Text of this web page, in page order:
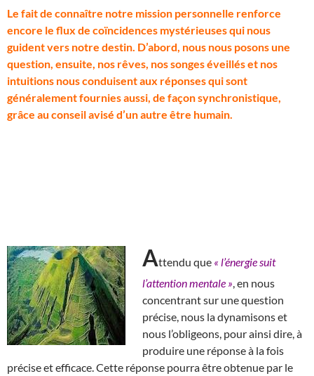
L e fait de connaître notre mission personnelle renforce
encore le flux de coïncidences mystérieuses qui nous
guident vers notre destin. D’abord, nous nous posons une
question, ensuite, nos rêves, nos songes éveillés et nos
intuitions nous conduisent aux réponses qui sont
généralement fournies aussi, de façon synchronistique,
grâce au conseil avisé d’un autre être humain.
Attendu que « l’énergie suit
l’attention mentale » , en nous
concentrant sur une question
précise, nous la dynamisons et
nous l’obligeons, pour ainsi dire, à
produire une réponse à la fois
précise et efficace. Cette réponse pourra être obtenue par le